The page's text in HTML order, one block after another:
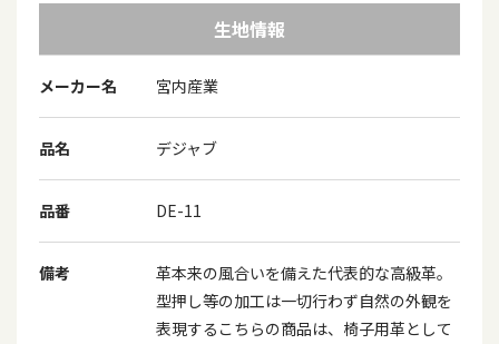
生地情報
メーカー名 宮内産業
品名 デジャブ
品番 DE-11
備考
革本来の風合いを備えた代表的な高級革。
型押し等の加工は一切行わず自然の外観を
表現するこちらの商品は、椅子用革として